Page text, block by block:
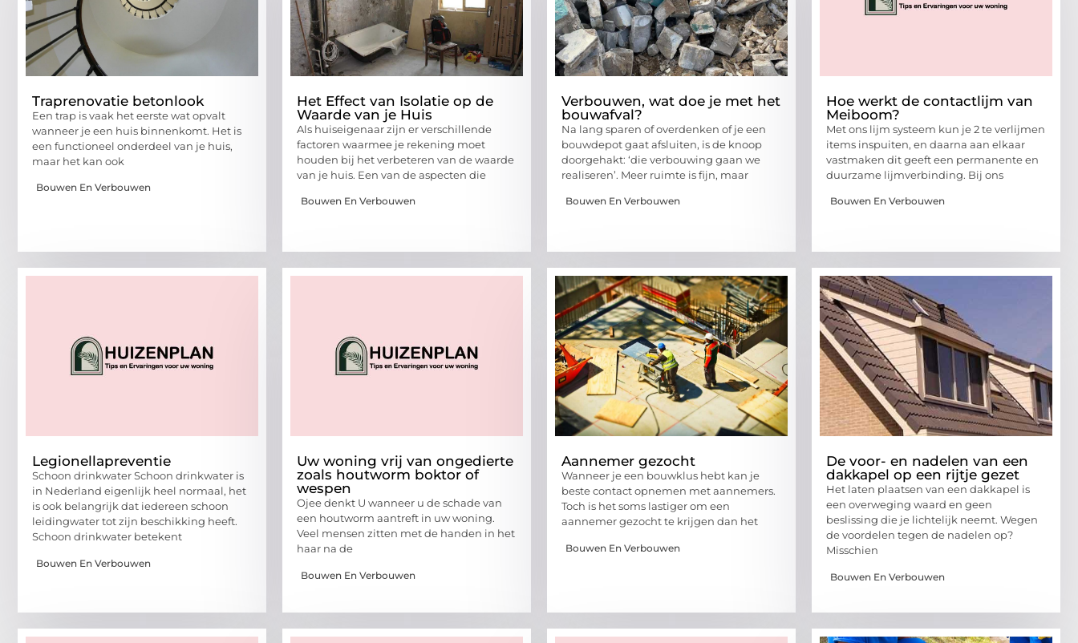
Traprenovatie betonlook
Een trap is vaak het eerste wat opvalt
wanneer je een huis binnenkomt. Het is
een functioneel onderdeel van je huis,
maar het kan ook
Bouwen En Verbouwen
Het Effect van Isolatie op de
Waarde van je Huis
Als huiseigenaar zijn er verschillende
factoren waarmee je rekening moet
houden bij het verbeteren van de waarde
van je huis. Een van de aspecten die
Bouwen En Verbouwen
Verbouwen, wat doe je met het
bouwafval?
Na lang sparen of overdenken of je een
bouwdepot gaat afsluiten, is de knoop
doorgehakt: ‘die verbouwing gaan we
realiseren’. Meer ruimte is fijn, maar
Bouwen En Verbouwen
Hoe werkt de contactlijm van
Meiboom?
Met ons lijm systeem kun je 2 te verlijmen
items inspuiten, en daarna aan elkaar
vastmaken dit geeft een permanente en
duurzame lijmverbinding. Bij ons
Bouwen En Verbouwen
Legionellapreventie
Schoon drinkwater Schoon drinkwater is
in Nederland eigenlijk heel normaal, het
is ook belangrijk dat iedereen schoon
leidingwater tot zijn beschikking heeft.
Schoon drinkwater betekent
Bouwen En Verbouwen
Uw woning vrij van ongedierte
zoals houtworm boktor of
wespen
Ojee denkt U wanneer u de schade van
een houtworm aantreft in uw woning.
Veel mensen zitten met de handen in het
haar na de
Bouwen En Verbouwen
Aannemer gezocht
Wanneer je een bouwklus hebt kan je
beste contact opnemen met aannemers.
Toch is het soms lastiger om een
aannemer gezocht te krijgen dan het
Bouwen En Verbouwen
De voor- en nadelen van een
dakkapel op een rijtje gezet
Het laten plaatsen van een dakkapel is
een overweging waard en geen
beslissing die je lichtelijk neemt. Wegen
de voordelen tegen de nadelen op?
Misschien
Bouwen En Verbouwen